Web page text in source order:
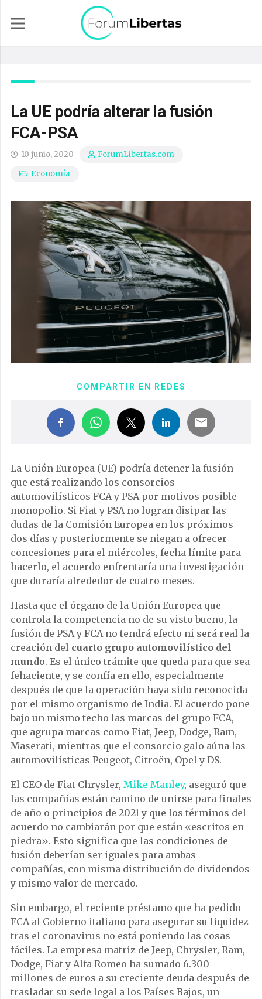
La UE podría alterar la fusión
FCA-PSA
10 junio, 2020
ForumLibertas.com
Economía
COMPARTIR EN REDES
La Unión Europea (UE) podría detener la fusión
que está realizando los consorcios
automovilísticos FCA y PSA por motivos posible
monopolio. Si Fiat y PSA no logran disipar las
dudas de la Comisión Europea en los próximos
dos días y posteriormente se niegan a ofrecer
concesiones para el miércoles, fecha límite para
hacerlo, el acuerdo enfrentaría una investigación
que duraría alrededor de cuatro meses.
Hasta que el órgano de la Unión Europea que
controla la competencia no de su visto bueno, la
fusión de PSA y FCA no tendrá efecto ni será real la
creación del cuarto grupo automovilístico del
mundo. Es el único trámite que queda para que sea
fehaciente, y se confía en ello, especialmente
después de que la operación haya sido reconocida
por el mismo organismo de India. El acuerdo pone
bajo un mismo techo las marcas del grupo FCA,
que agrupa marcas como Fiat, Jeep, Dodge, Ram,
Maserati, mientras que el consorcio galo aúna las
automovilísticas Peugeot, Citroën, Opel y DS.
El CEO de Fiat Chrysler, Mike Manley, aseguró que
las compañías están camino de unirse para finales
de año o principios de 2021 y que los términos del
acuerdo no cambiarán por que están «escritos en
piedra». Esto significa que las condiciones de
fusión deberían ser iguales para ambas
compañías, con misma distribución de dividendos
y mismo valor de mercado.
Sin embargo, el reciente préstamo que ha pedido
FCA al Gobierno italiano para asegurar su liquidez
tras el coronavirus no está poniendo las cosas
fáciles. La empresa matriz de Jeep, Chrysler, Ram,
Dodge, Fiat y Alfa Romeo ha sumado 6.300
millones de euros a su creciente deuda después de
trasladar su sede legal a los Países Bajos, un